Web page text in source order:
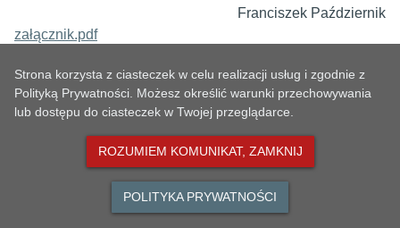
Franciszek Październik
załącznik.pdf
MAPA STRONY
Strona korzysta z ciasteczek w celu realizacji usług i zgodnie z
Polityką Prywatności. Możesz określić warunki przechowywania
lub dostępu do ciasteczek w Twojej przeglądarce.
ROZUMIEM KOMUNIKAT, ZAMKNIJ
POLITYKA PRYWATNOŚCI